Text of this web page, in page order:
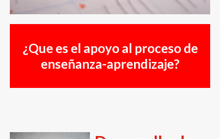
¿Que es el apoyo al proceso de
enseñanza-aprendizaje?